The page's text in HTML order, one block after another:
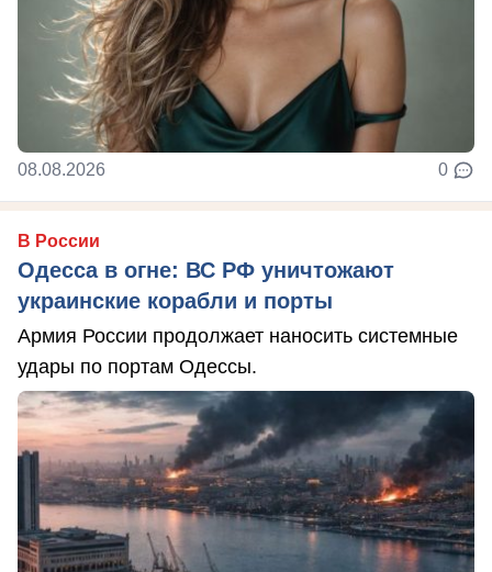
08.08.2026 0
В России
Одесса в огне: ВС РФ уничтожают
украинские корабли и порты
Армия России продолжает наносить системные
удары по портам Одессы.